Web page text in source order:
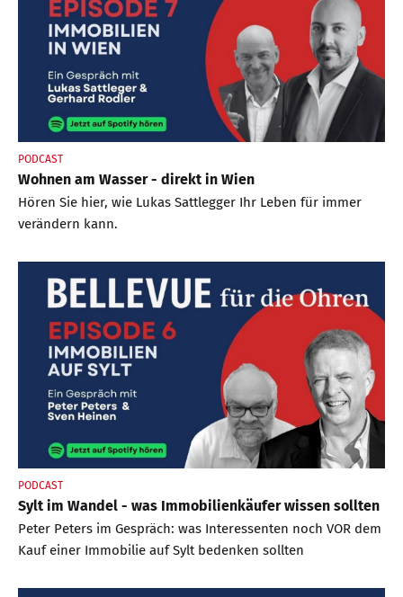
PODCAST
Wohnen am Wasser - direkt in Wien
Hören Sie hier, wie Lukas Sattlegger Ihr Leben für immer
verändern kann.
PODCAST
Sylt im Wandel - was Immobilienkäufer wissen sollten
Peter Peters im Gespräch: was Interessenten noch VOR dem
Kauf einer Immobilie auf Sylt bedenken sollten